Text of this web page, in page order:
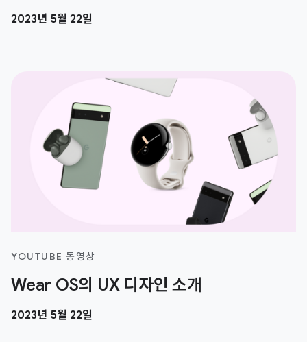
2023년 5월 22일
YOUTUBE 동영상
Wear OS의 UX 디자인 소개
2023년 5월 22일